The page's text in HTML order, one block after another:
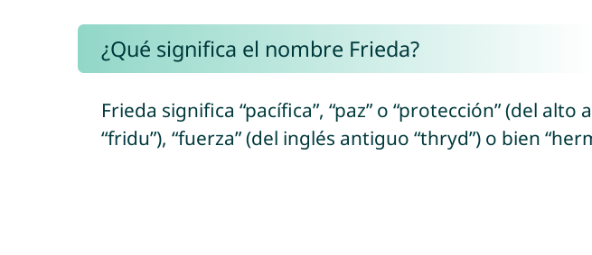
¿Qué significa el nombre Frieda?
Frieda significa “pacífica”, “paz” o “protección” (del
“fridu”), “fuerza” (del inglés antiguo “thryd”) o bien